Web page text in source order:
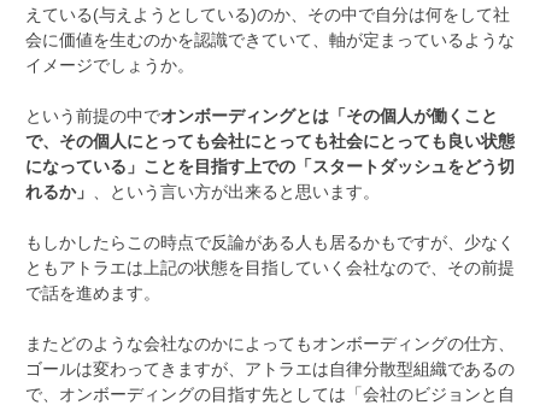
えている(与えようとしている)のか、その中で自分は何をして社
会に価値を生むのかを認識できていて、軸が定まっているような
イメージでしょうか。
という前提の中でオンボーディングとは「その個人が働くこと
で、その個人にとっても会社にとっても社会にとっても良い状態
になっている」ことを目指す上での「スタートダッシュをどう切
れるか」
、という言い方が出来ると思います。
もしかしたらこの時点で反論がある人も居るかもですが、少なく
ともアトラエは上記の状態を目指していく会社なので、その前提
で話を進めます。
またどのような会社なのかによってもオンボーディングの仕方、
ゴールは変わってきますが、アトラエは自律分散型組織であるの
で、オンボーディングの目指す先としては「会社のビジョンと自